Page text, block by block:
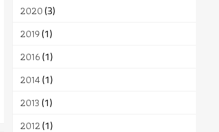
2020(3)
2019(1)
2016(1)
2014(1)
2013 (1)
2012(1)